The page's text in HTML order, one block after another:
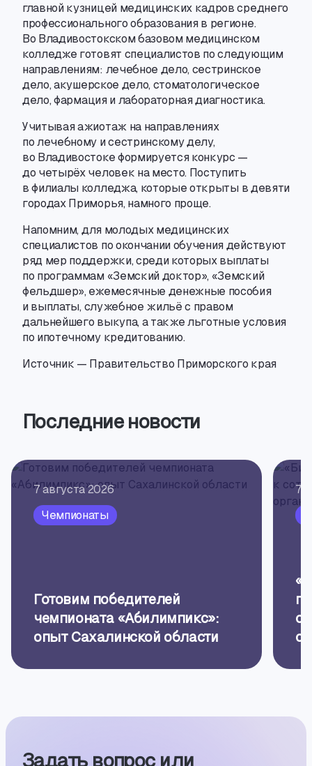
главной кузницей медицинских кадров среднего
профессионального образования в регионе.
Во Владивостокском базовом медицинском
колледже готовят специалистов по следующим
направлениям: лечебное дело, сестринское
дело,акушерское дело, стоматологическое
дело,фармация и лабораторная диагностика.
Учитывая ажиотаж на направлениях
по лечебному и сестринскому делу,
во Владивостоке формируется конкурс —
до четырёх человек на место. Поступить
в филиалы колледжа, которые открыты в девяти
городах Приморья, намного проще.
Напомним, для молодых медицинских
специалистов по окончании обучения действуют
ряд мер поддержки,среди которых выплаты
по программам «Земский доктор», «Земский
фельдшер», ежемесячные денежные пособия
и выплаты, служебное жильё с правом
дальнейшего выкупа, а также льготные условия
по ипотечному кредитованию.
Источник — Правительство Приморского края
Последние новости
7 августа 2026
Чемпионаты
Готовим победителей
чемпионата «Абилимпикс»:
опыт Сахалинской области
7
Задать вопрос или